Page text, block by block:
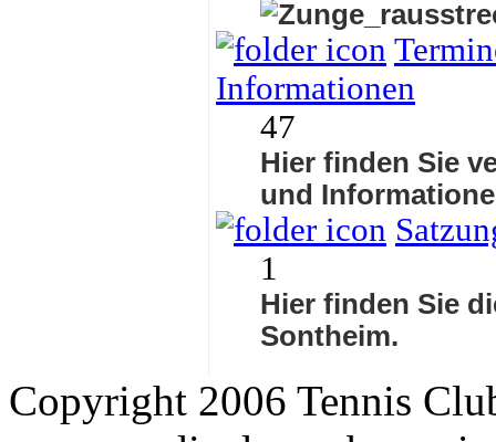
Informationen
47
Hier finden Sie
und
1
Hier finden Sie
Sontheim.
Copyright 2006 Tennis